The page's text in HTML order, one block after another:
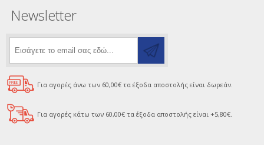
Newsletter
Για αγορές άνω των 60,00€ τα έξοδα αποστολής είναι δωρεάν.
Για αγορές κάτω των 60,00€ τα έξοδα αποστολής είναι +5,80€.